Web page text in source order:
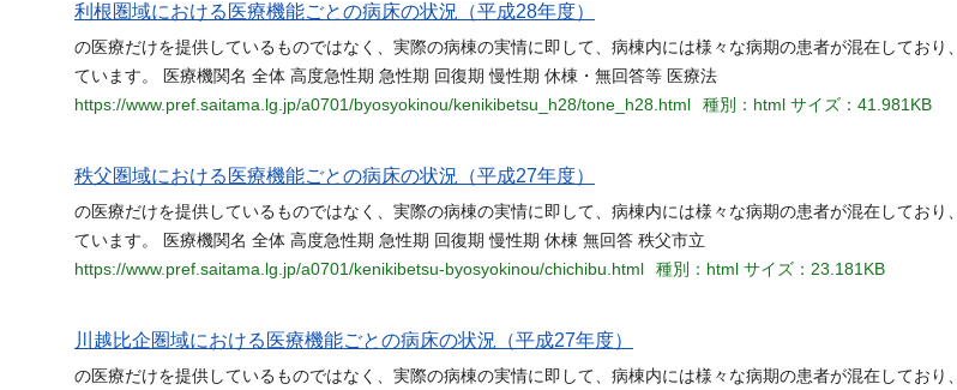
利根圏域における医療機能ごとの病床の状況（平成28年度）
の医療だけを提供しているものではなく、実際の病棟の実情に即して、病棟内には様々な病期の患者が混在しており、
ています。 医療機関名 全体 高度急性期 急性期 回復期 慢性期 休棟・無回答等 医療法
https://www.pref.saitama.lg.jp/a0701/byosyokinou/kenikibetsu_h28/tone_h28.html
種別：html サイズ：41.981KB
秩父圏域における医療機能ごとの病床の状況（平成27年度）
の医療だけを提供しているものではなく、実際の病棟の実情に即して、病棟内には様々な病期の患者が混在しており、
ています。 医療機関名 全体 高度急性期 急性期 回復期 慢性期 休棟 無回答 秩父市立
https://www.pref.saitama.lg.jp/a0701/kenikibetsu-byosyokinou/chichibu.html
種別：html サイズ：23.181KB
川越比企圏域における医療機能ごとの病床の状況（平成27年度）
の医療だけを提供しているものではなく、実際の病棟の実情に即して、病棟内には様々な病期の患者が混在しており、